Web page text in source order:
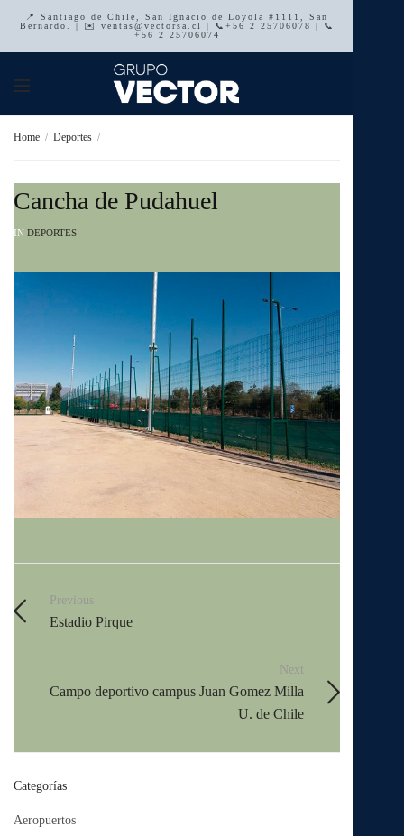
📍 Santiago de Chile, San Ignacio de Loyola #1111, San
Bernardo. | ✉️ ventas@vectorsa.cl | 📞+56 2 25706078 | 📞
+56 2 25706074
Home Deportes
Cancha de Pudahuel
IN DEPORTES
Previous
Estadio Pirque
Next
Campo deportivo campus Juan Gomez Milla
U. de Chile
Categorías
Aeropuertos